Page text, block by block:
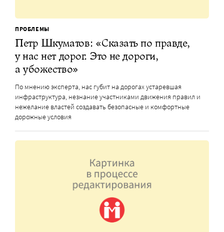
ПРОБЛЕМЫ
Петр Шкуматов: «Сказать по правде,
у нас нет дорог. Это не дороги,
а убожество»
По мнению эксперта, нас губит на дорогах устаревшая
инфраструктура, незнание участниками движения правил и
нежелание властей создавать безопасные и комфортные
дорожные условия